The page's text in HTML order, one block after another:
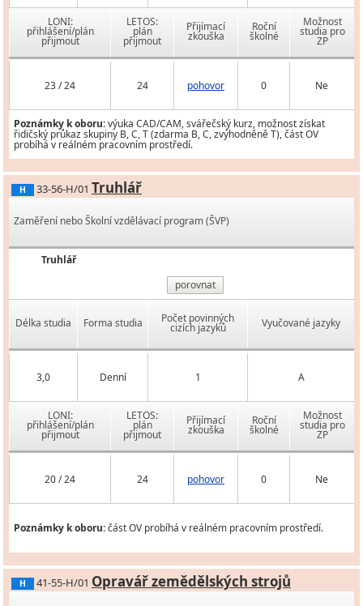
LONI:
přihlášení/plán
přijmout
LETOS:
plán
přijmout
Přijímací
zkouška
Roční
školné
Možnost
studia pro
ZP
23 / 24 24 pohovor 0 Ne
Poznámky k oboru:výuka CAD/CAM, svářečský kurz, možnost získat
řidičský průkaz skupiny B, C, T (zdarma B, C, zvýhodněně T), část OV
probíhá v reálném pracovním prostředí.
H 33-56-H/01 Truhlář
Zaměření nebo Školní vzdělávací program (ŠVP)
Truhlář
porovnat
Délka studia Forma studia Počet povinných
cizích jazyků Vyučované jazyky
3,0 Denní 1 A
LONI:
přihlášení/plán
přijmout
LETOS:
plán
přijmout
Přijímací
zkouška
Roční
školné
Možnost
studia pro
ZP
20 / 24 24 pohovor 0 Ne
Poznámky k oboru:část OV probíhá v reálném pracovním prostředí.
H 41-55-H/01 Opravář zemědělských strojů